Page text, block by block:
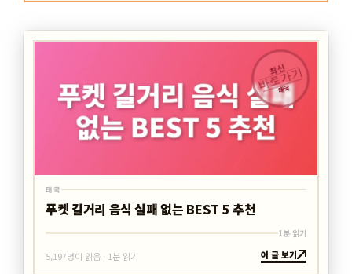
최신
바로가기
태국
태국
푸켓 길거리 음식 실패 없는 BEST 5 추천
1분 읽기
5,197명이 읽음 · 1분 읽기 이 글 보기